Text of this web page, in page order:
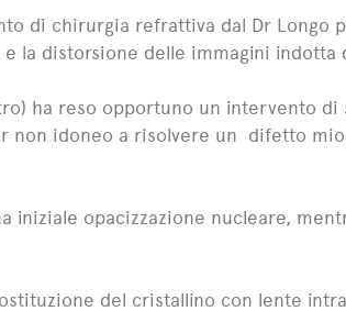
di chirurgia refrattiva dal Dr Longo
la distorsione delle immagini indotta
ha reso opportuno un intervento
non idoneo a risolvere un difetto
opacizzazione nucleare,
del cristallino con lente